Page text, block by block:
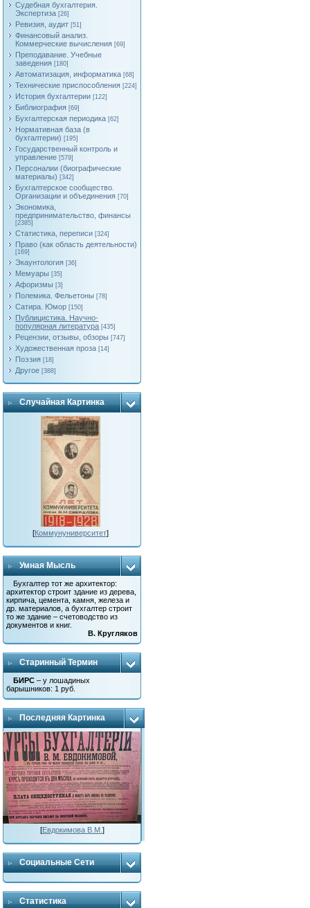
Судебная бухгалтерия.
Экспертиза [26]
Ревизия, аудит [51]
Финансовый анализ.
Коммерческие вычисления [69]
Преподавание. Учебные
заведения [180]
Автоматизация, информатика [68]
Технические приспособления [224]
История бухгалтерии [122]
Библиография [69]
Бухгалтерская периодика [62]
Нормативная база (в
бухгалтерии) [195]
Государственный контроль и
управление [579]
Персоналии (биографические
материалы) [342]
Бухгалтерское сообщество.
Организации и объединения [70]
Экономика,
предпринимательство, финансы
[2385]
Статистика, переписи [324]
Право (как область деятельности)
[169]
Экаунтология [36]
Мемуары [35]
Афоризмы [3]
Полемика. Фельетоны [78]
Сатира. Юмор [150]
Публицистика. Научно-
популярная литература [435]
Рецензии, отзывы, обзоры [747]
Художественная проза [14]
Поэзия [18]
Другое [388]
Случайная Картинка
[Коммунуниверситет]
Умная Мысль
Бухгалтер тот же архитектор:
архитектор строит здание из дерева,
кирпича, цемента, камня, железа и
др. материалов, а бухгалтер строит
то же здание – счетоводство из
документов и книг.
В. Кругляков
Старинный Термин
БИРС – у лошадиных
барышников: 1 руб.
Последняя Картинка
[Евдокимова В.М. ]
Социальные Сети
Статистика